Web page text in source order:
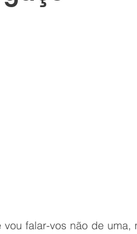
vou falar-vos não de